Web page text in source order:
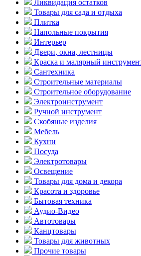
Ликвидация остатков
Товары для сада и отдыха
Плитка
Напольные покрытия
Интерьер
Двери, окна, лестницы
Краска и малярный
Сантехника
Строительные материалы
Строительное оборудование
Электроинструмент
Ручной инструмент
Скобяные изделия
Мебель
Кухни
Посуда
Электротовары
Освещение
Товары для дома и декора
Красота и здоровье
Бытовая техника
Аудио-Видео
Автотовары
Канцтовары
Товары для животных
Прочие товары